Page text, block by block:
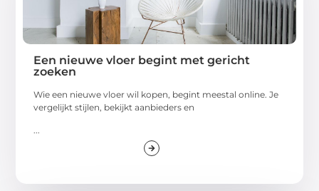
Een nieuwe vloer begint met gericht
zoeken
Wie een nieuwe vloer wil kopen, begint meestal online. Je
vergelijkt stijlen, bekijkt aanbieders en
...